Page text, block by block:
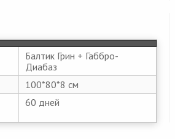
Балтик Грин + Габбро-
Диабаз
100*80*8 см
60 дней